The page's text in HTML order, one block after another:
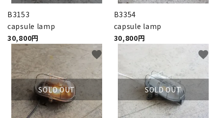
B3153
capsule lamp
30,800円
B3354
capsule lamp
30,800円
SOLD OUT
favorite
SOLD OUT
favorite